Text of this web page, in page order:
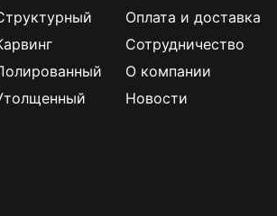
Оплата и доставка
Сотрудничество
О компании
Новости